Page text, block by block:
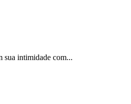
sua intimidade com...